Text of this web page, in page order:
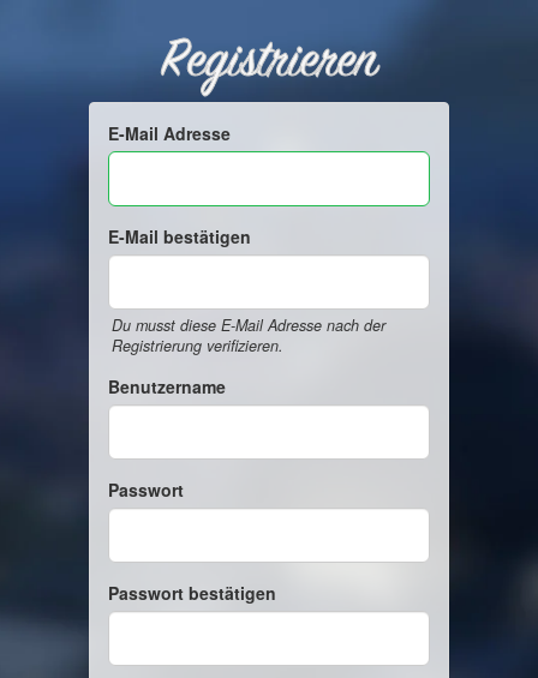
Registrieren
E-Mail Adresse
E-Mail bestätigen
Du musst diese E-Mail Adresse nach der
Registrierung verifizieren.
Benutzername
Passwort
Passwort bestätigen